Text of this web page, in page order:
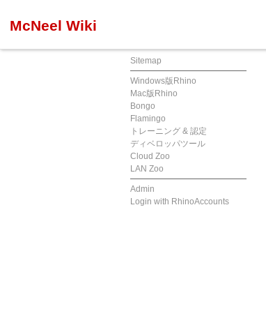
McNeel Wiki
Sitemap
Windows版Rhino
Mac版Rhino
Bongo
Flamingo
トレーニング & 認定
ディベロッパツール
Cloud Zoo
LAN Zoo
Admin
Login with RhinoAccounts